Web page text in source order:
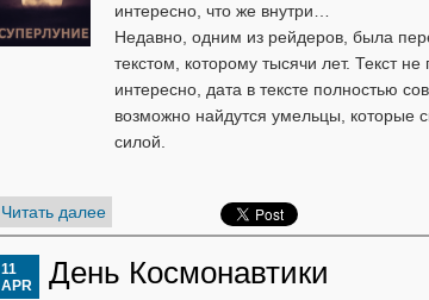
интересно, что же внутри…
Недавно, одним из рейдеров, была
текстом, которому тысячи лет. Текст
интересно, дата в тексте полностью
возможно найдутся умельцы, которые
силой.
Читать далее
День Космонавтики
11
APR